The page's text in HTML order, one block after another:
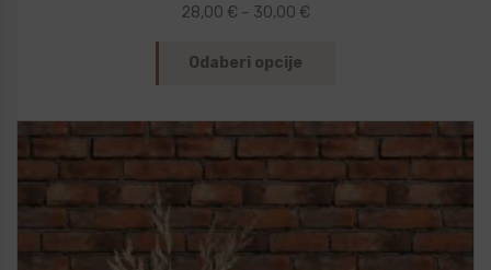
28,00 € – 30,00 €
Odaberi opcije